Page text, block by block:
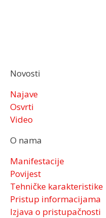
Novosti
Najave
Osvrti
Video
O nama
Manifestacije
Povijest
Tehničke karakteristike
Pristup informacijama
Izjava o pristupačnosti